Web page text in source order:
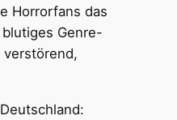
Horrorfans das
Genre-
verstörend,